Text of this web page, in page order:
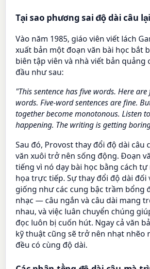
Tại sao phương sai độ dài câu
Vào năm 1985, giáo viên viết lách
xuất bản một đoạn văn bài học bắt
biên tập viên và nhà viết bản quảng
đầu như sau:
"This sentence has five words. Here
words. Five-word sentences are fine.
together become monotonous. Listen
happening. The writing is getting
Sau đó, Provost thay đổi độ dài câu
văn xuôi trở nên sống động. Đoạn
tiếng vì nó dạy bài học bằng cách
họa trực tiếp. Sự thay đổi độ dài đối
giống như các cung bậc trầm bổng
nhạc — câu ngắn và câu dài mang
nhau, và việc luân chuyển chúng
đọc luôn bị cuốn hút. Ngay cả văn
kỹ thuật cũng sẽ trở nên nhạt nhẽo
đều có cùng độ dài.